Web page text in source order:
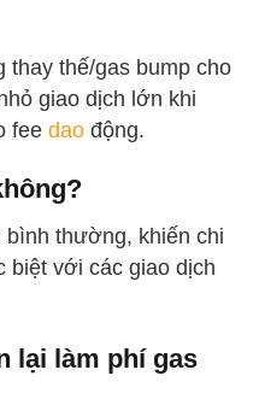
thay thế/gas bump cho
giao dịch lớn khi
fee dao động.
thường, khiến chi
biệt với các giao dịch
lại làm phí gas